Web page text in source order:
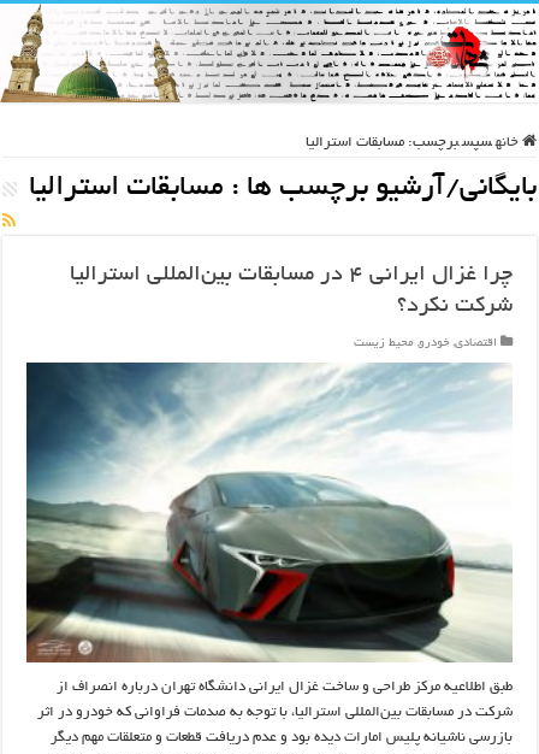
خانه سپس برچسب: مسابقات استرالیا
بایگانی/آرشیو برچسب ها : مسابقات استرالیا
چرا غزال ایرانی ۴ در مسابقات بین‌المللی استرالیا
شرکت نکرد؟
اقتصادی, خودرو, محیط زیست
طبق اطلاعیه مرکز طراحی و ساخت غزال ایرانی دانشگاه تهران درباره انصراف از
شرکت در مسابقات بین‌المللی استرالیا، با توجه به صدمات فراوانی که خودرو در اثر
بازرسی ناشیانه پلیس امارات دیده بود و عدم دریافت قطعات و متعلقات مهم دیگر